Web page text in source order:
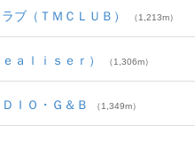
ブ（ＴＭＣＬＵＢ） （1,213m）
ａｌｉｓｅｒ） （1,306m）
ＩＯ・Ｇ＆Ｂ （1,349m）